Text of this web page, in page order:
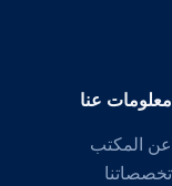
معلومات عنا
عن المكتب
تخصصاتنا